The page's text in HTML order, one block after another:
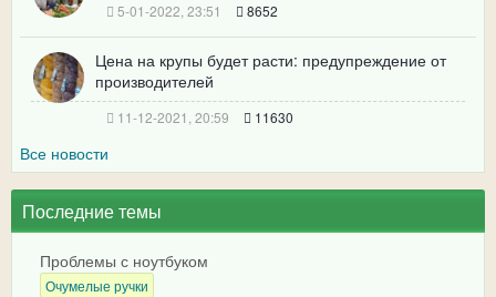
5-01-2022, 23:51 8652
Цена на крупы будет расти: предупреждение от
производителей
11-12-2021, 20:59 11630
Все новости
Последние темы
Проблемы с ноутбуком
Очумелые ручки